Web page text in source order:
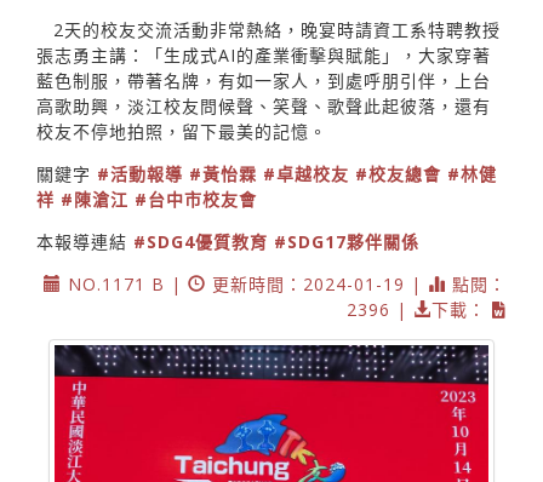
2天的校友交流活動非常熱絡，晚宴時請資工系特聘教授
張志勇主講：「生成式AI的產業衝擊與賦能」，大家穿著
藍色制服，帶著名牌，有如一家人，到處呼朋引伴，上台
高歌助興，淡江校友問候聲、笑聲、歌聲此起彼落，還有
校友不停地拍照，留下最美的記憶。
關鍵字 #活動報導 #黃怡霖 #卓越校友 #校友總會 #林健
祥 #陳滄江 #台中市校友會
本報導連結 #SDG4優質教育 #SDG17夥伴關係
NO.1171 B |
更新時間：2024-01-19 |
點閱：
2396 |
下載：